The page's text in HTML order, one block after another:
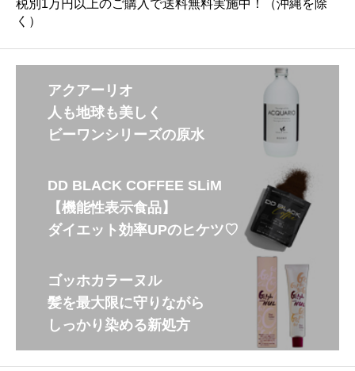
税別1万円以上のご購入で送料無料実施中！（沖縄を除
く）
アクアーリオ
人も地球も美しく
ビーワンシリーズの原水
DD BLACK COFFEE SLiM
【機能性表示食品】
ダイエット効率UPのヒケツ♡
ゴッホカラーヌル
髪を最大限に守りながら
しっかり染める新処方